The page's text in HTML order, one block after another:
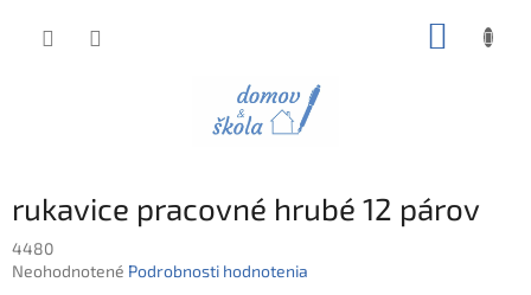
rukavice pracovné hrubé 12 párov
4480
Priemerné
Neohodnotené Podrobnosti hodnotenia